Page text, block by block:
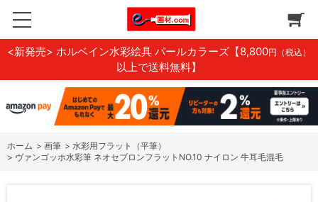
<新発売> ホルベイン水彩絵具 パールカラーズ 【8,800円（税込）
以上で送料無料】
ホーム > 画筆 > 水彩用フラット（平筆）
> ヴァンゴッホ水彩筆 ネオセブロンフラットNO.10 ナイロン 牛耳毛混毛